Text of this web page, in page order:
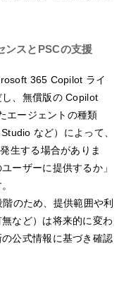
ンスとPSCの支援
365 Copilot ライ
、無償版の Copilot
エージェントの種類
など）によって、
生する場合がありま
ーザーに提供するか」
のため、提供範囲や利
など）は将来的に変わ
公式情報に基づき確認